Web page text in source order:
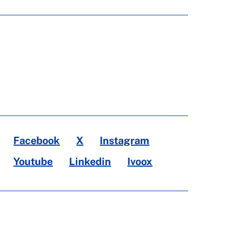
Facebook X
Instagram
Youtube
Linkedin Ivoox